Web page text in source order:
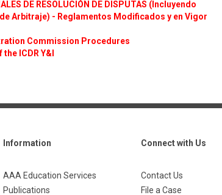
DE RESOLUCIÓN DE DISPUTAS (Incluyendo
Arbitraje) - Reglamentos Modificados y en Vigor
Commission Procedures
ICDR Y&I
Information
AAA Education Services
Publications
Connect with Us
Contact Us
File a Case